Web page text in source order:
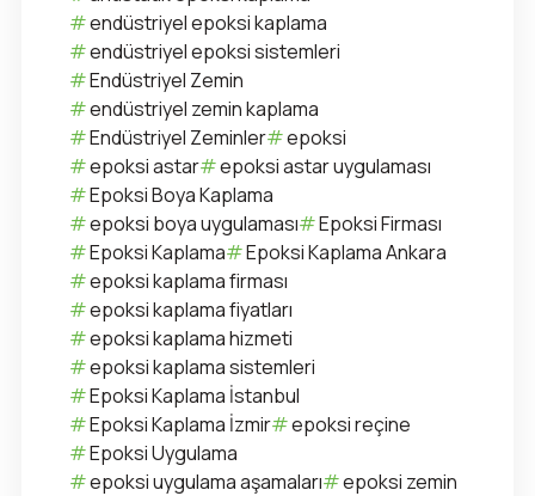
endüstriyel epoksi kaplama
endüstriyel epoksi sistemleri
Endüstriyel Zemin
endüstriyel zemin kaplama
Endüstriyel Zeminler
epoksi
epoksi astar
epoksi astar uygulaması
Epoksi Boya Kaplama
epoksi boya uygulaması
Epoksi Firması
Epoksi Kaplama
Epoksi Kaplama Ankara
epoksi kaplama firması
epoksi kaplama fiyatları
epoksi kaplama hizmeti
epoksi kaplama sistemleri
Epoksi Kaplama İstanbul
Epoksi Kaplama İzmir
epoksi reçine
Epoksi Uygulama
epoksi uygulama aşamaları
epoksi zemin